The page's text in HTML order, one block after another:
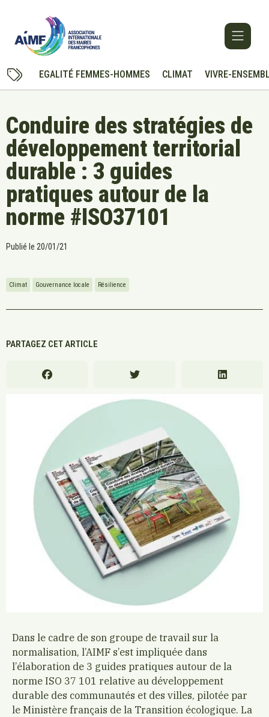
EGALITÉ FEMMES-HOMMES CLIMAT VIVRE-
Conduire des stratégies de
développement territorial
durable : 3 guides
pratiques autour de la
norme #ISO37101
Publié le 20/01/21
Climat Gouvernance locale Résilience
PARTAGEZ CET ARTICLE
Dans le cadre de son groupe de travail sur la
normalisation, l’AIMF s’est impliquée dans
l’élaboration de 3 guides pratiques autour de la
norme ISO 37 101 relative au développement
durable des communautés et des villes, pilotée par
le Ministère français de la Transition écologique. La